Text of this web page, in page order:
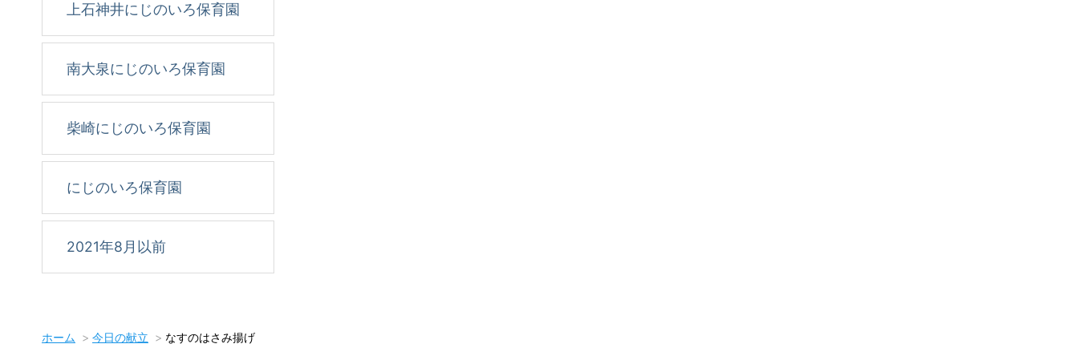
上石神井にじのいろ保育園
南大泉にじのいろ保育園
柴崎にじのいろ保育園
にじのいろ保育園
2021年8月以前
ホーム 今日の献立 なすのはさみ揚げ